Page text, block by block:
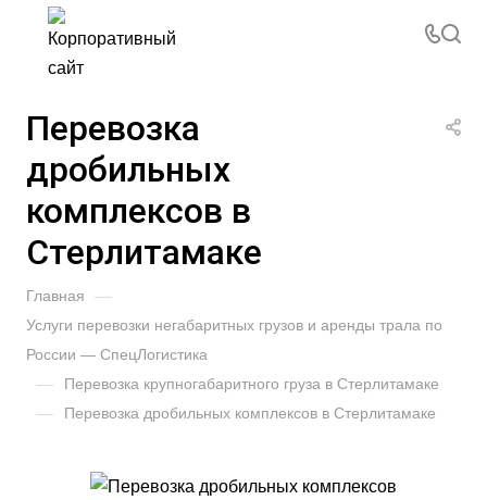
Перевозка
дробильных
комплексов в
Стерлитамаке
Главная —
Услуги перевозки негабаритных грузов и аренды трала по
России — СпецЛогистика
— Перевозка крупногабаритного груза в Стерлитамаке
— Перевозка дробильных комплексов в Стерлитамаке